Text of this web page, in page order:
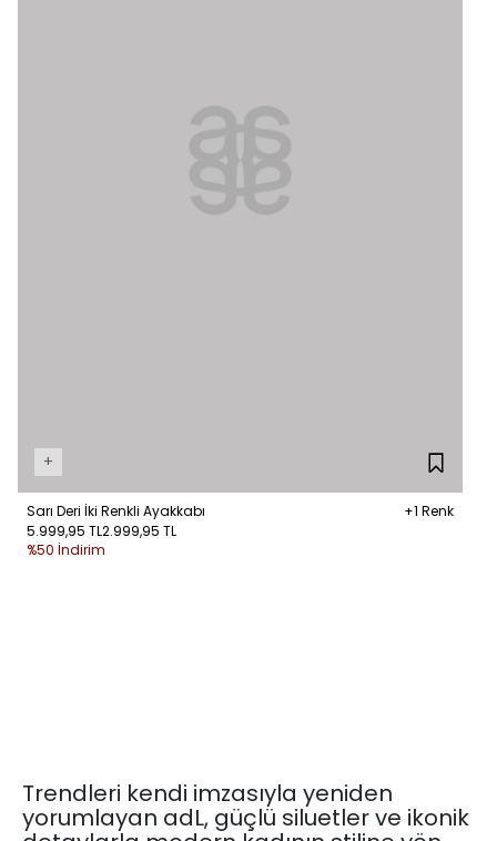
+
Sarı Deri İki Renkli Ayakkabı
+1 Renk
5.999,95 TL2.999,95 TL
%50 İndirim
Trendleri kendi imzasıyla yeniden
yorumlayan adL, güçlü siluetler ve ikonik